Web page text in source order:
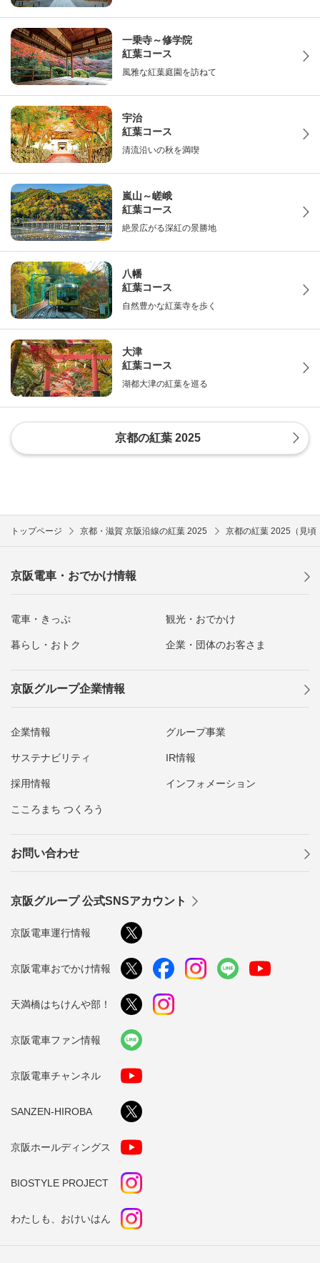
一乗寺～修学院
紅葉コース
風雅な紅葉庭園を訪ねて
宇治
紅葉コース
清流沿いの秋を満喫
嵐山～嵯峨
紅葉コース
絶景広がる深紅の景勝地
八幡
紅葉コース
自然豊かな紅葉寺を歩く
大津
紅葉コース
湖都大津の紅葉を巡る
京都の紅葉 2025
トップページ 京都・滋賀 京阪沿線の紅葉 2025 京都の紅葉 2025（見頃
京阪電車・おでかけ情報
電車・きっぷ 観光・おでかけ
暮らし・おトク 企業・団体のお客さま
京阪グループ企業情報
企業情報 グループ事業
サステナビリティ IR情報
採用情報 インフォメーション
こころまち つくろう
お問い合わせ
京阪グループ 公式SNSアカウント
京阪電車運行情報
京阪電車おでかけ情報
天満橋はちけんや部！
京阪電車ファン情報
京阪電車チャンネル
SANZEN-HIROBA
京阪ホールディングス
BIOSTYLE PROJECT
わたしも、おけいはん